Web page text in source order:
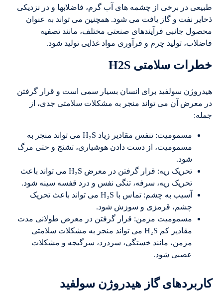
طبیعی در برخی از چشمه های آب گرم، فاضلابها و در نزدیکی
ذخایر نفت و گاز یافت می شود. همچنین می تواند به عنوان
محصول جانبی فرآیندهای صنعتی مختلف، مانند تصفیه
فاضلاب، تولید چرم و فرآوری مواد غذایی تولید شود.
خطرات سلامتی H2S
هیدروژن سولفید برای انسان بسیار سمی است و قرار گرفتن
در معرض آن می تواند منجر به مشکلات سلامتی جدی، از
جمله:
مسمومیت: تنفس مقادیر زیاد H₂S می تواند منجر به
مسمومیت، از دست دادن هوشیاری، تشنج و حتی مرگ
شود.
تحریک ریه: قرار گرفتن در معرض H₂S می تواند باعث
تحریک ریه، سرفه، تنگی نفس و درد قفسه سینه شود.
آسیب به چشم: تماس با H₂S می تواند باعث تحریک
چشم، قرمزی و سوزش شود.
مسمومیت مزمن: قرار گرفتن در معرض طولانی مدت
مقادیر کم H₂S می تواند منجر به مشکلات سلامتی
مزمن، مانند خستگی، سردرد، سرگیجه و مشکلات
عصبی شود.
کاربردهای گاز هیدروژن سولفید